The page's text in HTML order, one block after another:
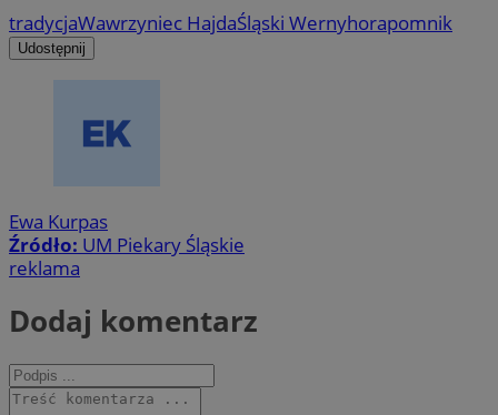
tradycjaWawrzyniec HajdaŚląski Wernyhorapomnik
Udostępnij
Ewa Kurpas
Źródło: UM Piekary Śląskie
reklama
Dodaj komentarz